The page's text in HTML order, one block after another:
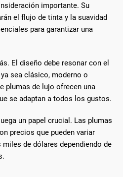
importante. Su
el flujo de tinta y la suavidad
para garantizar una
El diseño debe resonar con el
sea clásico, moderno o
plumas de lujo ofrecen una
se adaptan a todos los gustos.
un papel crucial. Las plumas
precios que pueden variar
de dólares dependiendo de